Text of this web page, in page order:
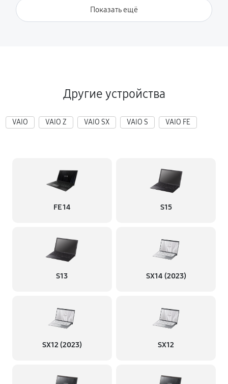
Показать ещё
Другие устройства
VAIO VAIO Z VAIO SX VAIO S VAIO FE
FE 14 S15
S13 SX14 (2023)
SX12 (2023) SX12